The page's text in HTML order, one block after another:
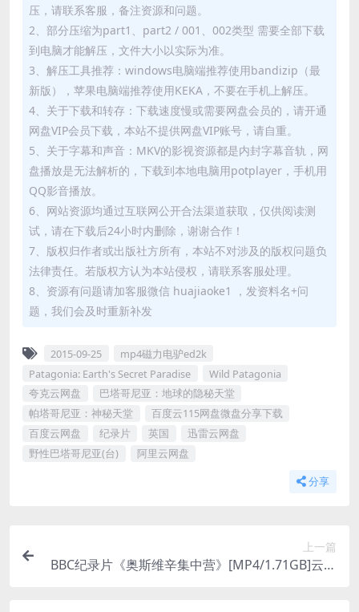
压，请联系客服，备注资源和问题。
2、部分压缩为part1、part2 / 001、002类型 需要全部下载
到电脑才能解压，文件大小以实际为准。
3、解压工具推荐：windows电脑端推荐使用bandizip（最
新版），苹果电脑端推荐使用KEKA，不要在手机上解压。
4、关于下载和转存：下载速度慢或需要网盘会员的，请开通
网盘VIP会员下载，本站不提供网盘VIP账号，请自重。
5、关于字幕和声音：MKV的影视资源都是内封字幕音轨，网
盘播放是无法解析的，下载到本地电脑用potplayer，手机用
QQ影音播放。
6、网站资源均通过互联网公开合法渠道获取，仅供阅读测
试，请在下载后24小时内删除，谢谢合作！
7、版权归作者或出版社方所有，本站不对涉及的版权问题负
法律责任。若版权方认为本站侵权，请联系客服处理。
8、资源有问题请加客服微信 huajiaoke1 ，发资料名+问
题，我们会及时重新补发
2015-09-25
mp4磁力电驴ed2k
Patagonia: Earth's Secret Paradise
Wild Patagonia
夸克云网盘
巴塔哥尼亚：地球的隐秘天堂
帕塔哥尼亚：神秘天堂
百度云115网盘微盘分享下载
百度云网盘
纪录片 英国
迅雷云网盘
野性巴塔哥尼亚(台)
阿里云网盘
分享
上一篇
BBC纪录片《奥斯维辛集中营》[MP4/1.71GB]云网